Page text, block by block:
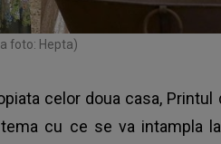
foto: Hepta)
celor doua casa, Printul
cu ce se va intampla